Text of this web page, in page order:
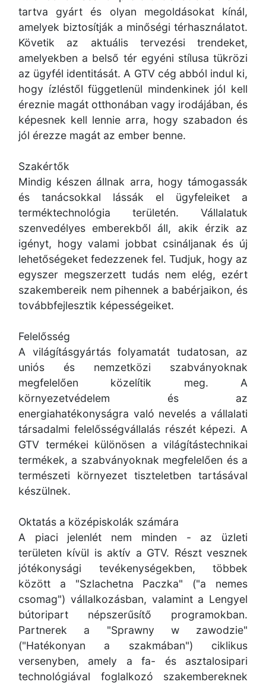
tartva gyárt és olyan megoldásokat kínál,
amelyek biztosítják a minőségi térhasználatot.
Követik az aktuális tervezési trendeket,
amelyekben a belső tér egyéni stílusa tükrözi
az ügyfél identitását. A GTV cég abból indul ki,
hogy ízléstől függetlenül mindenkinek jól kell
éreznie magát otthonában vagy irodájában, és
képesnek kell lennie arra, hogy szabadon és
jól érezze magát az ember benne.
Szakértők
Mindig készen állnak arra, hogy támogassák
és tanácsokkal lássák el ügyfeleiket a
terméktechnológia területén. Vállalatuk
szenvedélyes emberekből áll, akik érzik az
igényt, hogy valami jobbat csináljanak és új
lehetőségeket fedezzenek fel. Tudjuk, hogy az
egyszer megszerzett tudás nem elég, ezért
szakembereik nem pihennek a babérjaikon, és
továbbfejlesztik képességeiket.
Felelősség
A világításgyártás folyamatát tudatosan, az
uniós és nemzetközi szabványoknak
megfelelően közelítik meg. A
környezetvédelem és az
energiahatékonyságra való nevelés a vállalati
társadalmi felelősségvállalás részét képezi. A
GTV termékei különösen a világítástechnikai
termékek, a szabványoknak megfelelően és a
természeti környezet tiszteletben tartásával
készülnek.
Oktatás a középiskolák számára
A piaci jelenlét nem minden - az üzleti
területen kívül is aktív a GTV. Részt vesznek
jótékonysági tevékenységekben, többek
között a "Szlachetna Paczka" ("a nemes
csomag") vállalkozásban, valamint a Lengyel
bútoripart népszerűsítő programokban.
Partnerek a "Sprawny w zawodzie"
("Hatékonyan a szakmában") ciklikus
versenyben, amely a fa- és asztalosipari
technológiával foglalkozó szakembereknek